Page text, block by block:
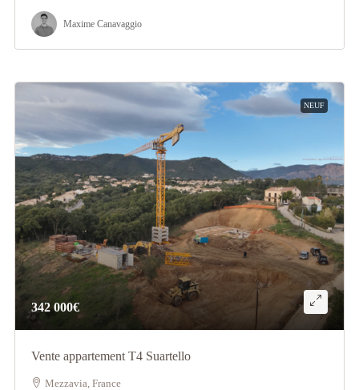
Maxime Canavaggio
NEUF
342 000€
Vente appartement T4 Suartello
Mezzavia, France